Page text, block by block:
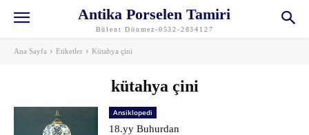
Antika Porselen Tamiri
Bülent Dönmez-0532-2834127
Ana Sayfa Etiketler Kütahya çini
kütahya çini
Ansiklopedi
18.yy Buhurdan